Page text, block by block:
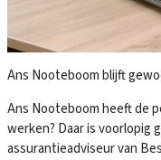
Ans Nooteboom blijft
Ans Nooteboom heeft de
werken? Daar is voorlopig
assurantieadviseur van